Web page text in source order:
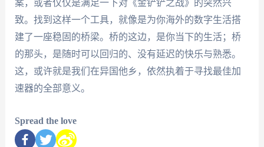
案，或者仅仅是满足一下对《金铲铲之战》的突然兴
致。找到这样一个工具，就像是为你海外的数字生活搭
建了一座稳固的桥梁。桥的这边，是你当下的生活；桥
的那头，是随时可以回归的、没有延迟的快乐与熟悉。
这，或许就是我们在异国他乡，依然执着于寻找最佳加
速器的全部意义。
Spread the love